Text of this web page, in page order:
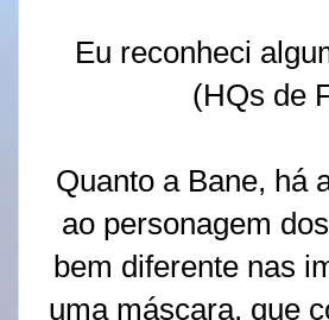
Eu reconheci
(HQs de
Quanto a Bane, há
ao personagem
bem diferente nas
uma máscara, que